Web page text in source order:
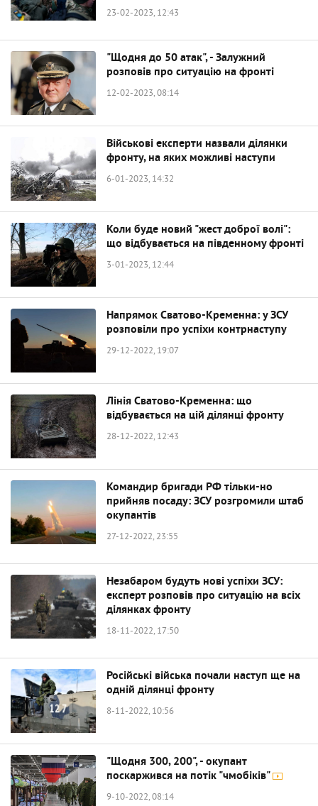
23-02-2023, 12:43
"Щодня до 50 атак", - Залужний
розповів про ситуацію на фронті
12-02-2023, 08:14
Військові експерти назвали ділянки
фронту, на яких можливі наступи
6-01-2023, 14:32
Коли буде новий "жест доброї волі":
що відбувається на південному фронті
3-01-2023, 12:44
Напрямок Сватово-Кременна: у ЗСУ
розповіли про успіхи контрнаступу
29-12-2022, 19:07
Лінія Сватово-Кременна: що
відбувається на цій ділянці фронту
28-12-2022, 12:43
Командир бригади РФ тільки-но
прийняв посаду: ЗСУ розгромили штаб
окупантів
27-12-2022, 23:55
Незабаром будуть нові успіхи ЗСУ:
експерт розповів про ситуацію на всіх
ділянках фронту
18-11-2022, 17:50
Російські війська почали наступ ще на
одній ділянці фронту
8-11-2022, 10:56
"Щодня 300, 200", - окупант
поскаржився на потік "чмобіків"
9-10-2022, 08:14